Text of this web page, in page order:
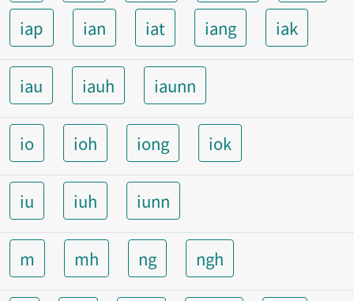
iap
ian iat iang iak
iau iauh iaunn
io ioh iong iok
iu iuh iunn
m mh ng ngh